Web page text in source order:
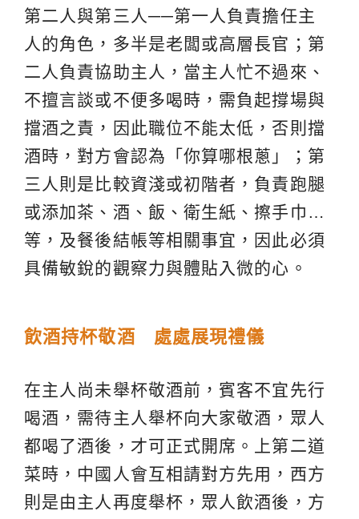
第二人與第三人──第一人負責擔任主
人的角色，多半是老闆或高層長官；第
二人負責協助主人，當主人忙不過來、
不擅言談或不便多喝時，需負起撐場與
擋酒之責，因此職位不能太低，否則擋
酒時，對方會認為「你算哪根蔥」；第
三人則是比較資淺或初階者，負責跑腿
或添加茶、酒、飯、衛生紙、擦手巾…
等，及餐後結帳等相關事宜，因此必須
具備敏銳的觀察力與體貼入微的心。
飲酒持杯敬酒 處處展現禮儀
在主人尚未舉杯敬酒前，賓客不宜先行
喝酒，需待主人舉杯向大家敬酒，眾人
都喝了酒後，才可正式開席。上第二道
菜時，中國人會互相請對方先用，西方
則是由主人再度舉杯，眾人飲酒後，方